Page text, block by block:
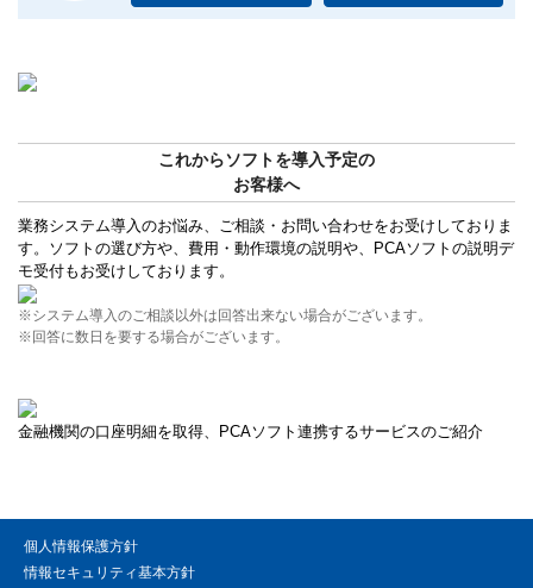
これからソフトを導入予定の
お客様へ
業務システム導入のお悩み、ご相談・お問い合わせをお受けしておりま
す。ソフトの選び方や、費用・動作環境の説明や、PCAソフトの説明デ
モ受付もお受けしております。
※システム導入のご相談以外は回答出来ない場合がございます。
※回答に数日を要する場合がございます。
金融機関の口座明細を取得、PCAソフト連携するサービスのご紹介
個人情報保護方針
情報セキュリティ基本方針